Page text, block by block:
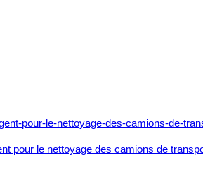
pour le nettoyage des camions de